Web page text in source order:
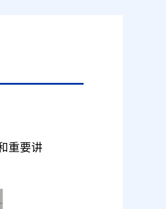
重要讲